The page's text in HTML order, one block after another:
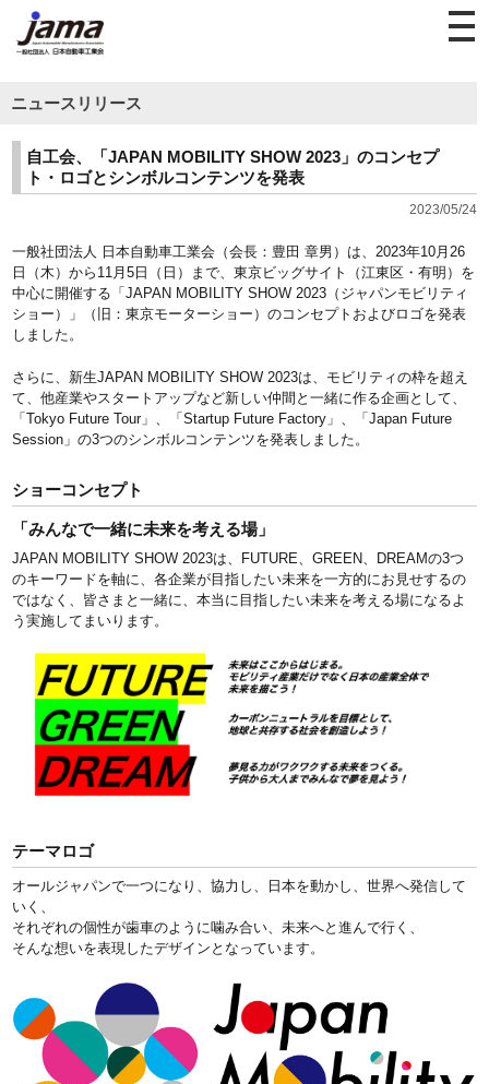
ニュースリリース
自工会、「JAPAN MOBILITY SHOW 2023」のコンセプ
ト・ロゴとシンボルコンテンツを発表
2023/05/24
一般社団法人 日本自動車工業会（会長：豊田 章男）は、2023年10月26
日（木）から11月5日（日）まで、東京ビッグサイト（江東区・有明）を
中心に開催する「JAPAN MOBILITY SHOW 2023（ジャパンモビリティ
ショー）」（旧：東京モーターショー）のコンセプトおよびロゴを発表
しました。
さらに、新生JAPAN MOBILITY SHOW 2023は、モビリティの枠を超え
て、他産業やスタートアップなど新しい仲間と一緒に作る企画として、
「Tokyo Future Tour」、「Startup Future Factory」、「Japan Future
Session」の3つのシンボルコンテンツを発表しました。
ショーコンセプト
「みんなで一緒に未来を考える場」
JAPAN MOBILITY SHOW 2023は、FUTURE、GREEN、DREAMの3つ
のキーワードを軸に、各企業が目指したい未来を一方的にお見せするの
ではなく、皆さまと一緒に、本当に目指したい未来を考える場になるよ
う実施してまいります。
テーマロゴ
オールジャパンで一つになり、協力し、日本を動かし、世界へ発信して
いく、
それぞれの個性が歯車のように噛み合い、未来へと進んで行く、
そんな想いを表現したデザインとなっています。